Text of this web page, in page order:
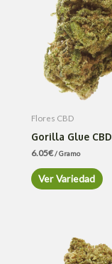
Flores CBD
Gorilla Glue CBD
6.05€/ Gramo
Ver Variedad